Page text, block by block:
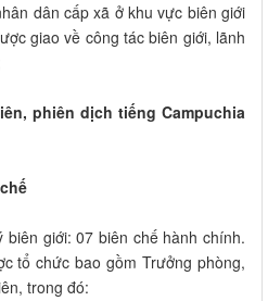
dân cấp xã ở khu vực biên giới
giao về công tác biên giới, lãnh
phiên dịch tiếng Campuchia
biên giới: 07 biên chế hành chính.
tổ chức bao gồm Trưởng phòng,
trong đó: